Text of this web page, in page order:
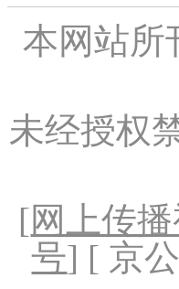
本网站所
未经授权
[网上传
号] [ 京